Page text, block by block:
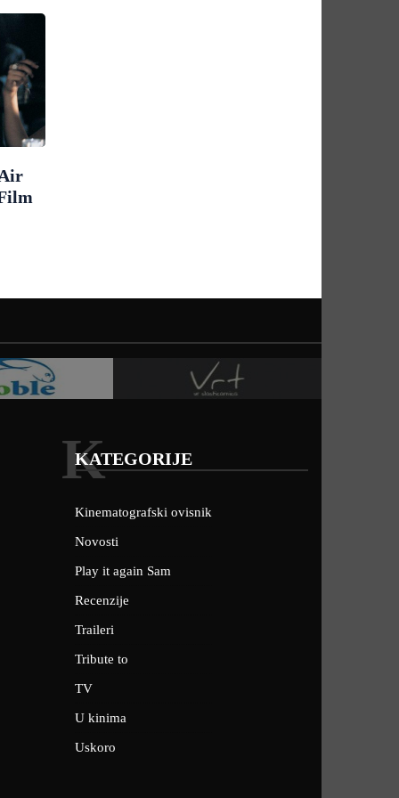
KATEGORIJE
K
Kinematografski ovisnik
Novosti
Play it again Sam
Recenzije
Traileri
Tribute to
TV
U kinima
Uskoro